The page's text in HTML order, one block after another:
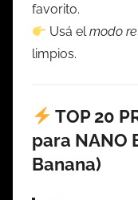
favorito.
Usá elmodo
limpios.
TOP 20
para NANO
Banana)